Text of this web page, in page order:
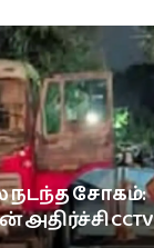
நடந்த சோகம்:
CCTV